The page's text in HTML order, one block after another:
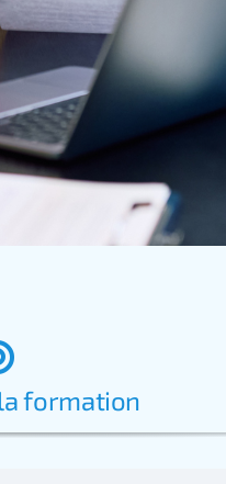
formation